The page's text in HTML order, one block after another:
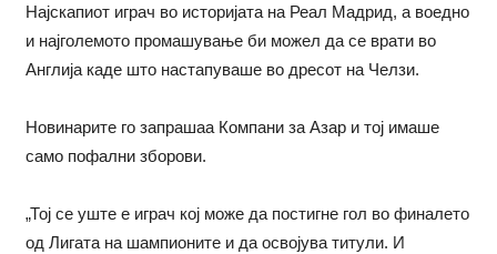
Најскапиот играч во историјата на Реал Мадрид, а воедно
и најголемото промашување би можел да се врати во
Англија каде што настапуваше во дресот на Челзи.
Новинарите го запрашаа Компани за Азар и тој имаше
само пофални зборови.
„Тој се уште е играч кој може да постигне гол во финалето
од Лигата на шампионите и да освојува титули. И